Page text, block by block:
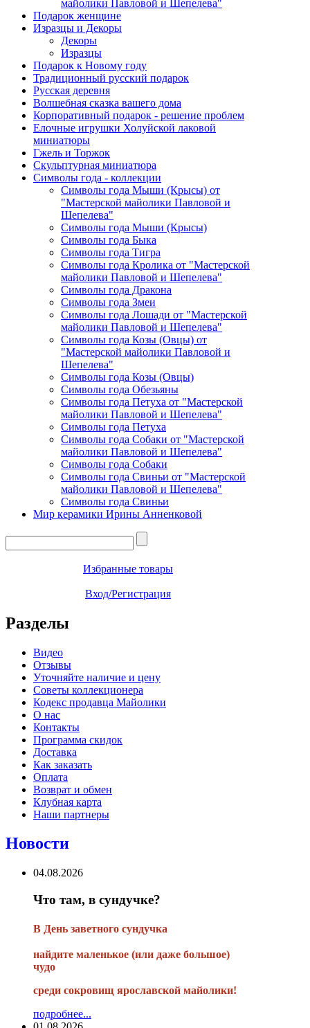
майолики Павловой и Шепелева"
Подарок женщине
Изразцы и Декоры
Декоры
Изразцы
Подарок к Новому году
Традиционный русский подарок
Русская деревня
Волшебная сказка вашего дома
Корпоративный подарок - решение проблем
Елочные игрушки Холуйской лаковой
миниатюры
Гжель и Торжок
Скульптурная миниатюра
Символы года - коллекции
Символы года Мыши (Крысы) от
"Мастерской майолики Павловой и
Шепелева"
Символы года Мыши (Крысы)
Символы года Быка
Символы года Тигра
Символы года Кролика от "Мастерской
майолики Павловой и Шепелева"
Символы года Дракона
Символы года Змеи
Символы года Лошади от "Мастерской
майолики Павловой и Шепелева"
Символы года Козы (Овцы) от
"Мастерской майолики Павловой и
Шепелева"
Символы года Козы (Овцы)
Символы года Обезьяны
Символы года Петуха от "Мастерской
майолики Павловой и Шепелева"
Символы года Петуха
Символы года Собаки от "Мастерской
майолики Павловой и Шепелева"
Символы года Собаки
Символы года Свиньи от "Мастерской
майолики Павловой и Шепелева"
Символы года Свиньи
Мир керамики Ирины Анненковой
Избранные товары
Вход/Регистрация
Разделы
Видео
Отзывы
Уточняйте наличие и цену
Советы коллекционера
Кодекс продавца Майолики
О нас
Контакты
Программа скидок
Доставка
Как заказать
Оплата
Возврат и обмен
Клубная карта
Наши партнеры
Новости
04.08.2026
Что там, в сундучке?
В День заветного сундучка
найдите маленькое (или даже большое)
чудо
среди сокровищ ярославской майолики!
подробнее...